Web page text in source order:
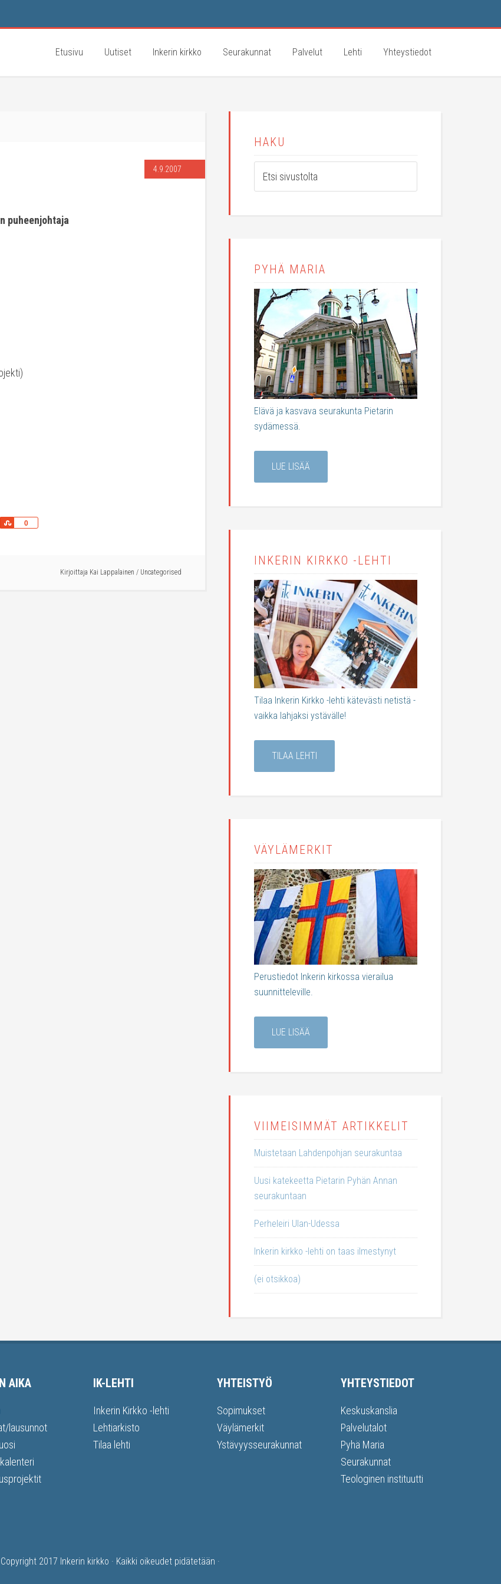
Etusivu Uutiset Inkerin kirkko Seurakunnat Palvelut Lehti Yhteystiedot
4.9.2007
puheenjohtaja
0
Share
Kirjoittaja Kai Lappalainen / Uncategorised
HAKU
PYHÄ MARIA
Elävä ja kasvava seurakunta Pietarin
sydämessä.
LUE LISÄÄ
INKERIN KIRKKO -LEHTI
Tilaa Inkerin Kirkko -lehti kätevästi netistä -
vaikka lahjaksi ystävälle!
TILAA LEHTI
VÄYLÄMERKIT
Perustiedot Inkerin kirkossa vierailua
suunnitteleville.
LUE LISÄÄ
VIIMEISIMMÄT ARTIKKELIT
Muistetaan Lahdenpohjan seurakuntaa
Uusi katekeetta Pietarin Pyhän Annan
seurakuntaan
Perheleiri Ulan-Udessa
Inkerin kirkko -lehti on taas ilmestynyt
(ei otsikkoa)
AIKA
lausunnot
IK-LEHTI
Inkerin Kirkko -lehti
Lehtiarkisto
Tilaa lehti
YHTEISTYÖ
Sopimukset
Väylämerkit
Ystävyysseurakunnat
YHTEYSTIEDOT
Keskuskanslia
Palvelutalot
Pyhä Maria
Seurakunnat
Teologinen instituutti
2017 Inkerin kirkko · Kaikki oikeudet pidätetään ·